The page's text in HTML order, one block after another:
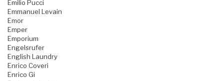
Emilio Pucci
Emmanuel Levain
Emor
Emper
Emporium
Engelsrufer
English Laundry
Enrico Coveri
Enrico Gi